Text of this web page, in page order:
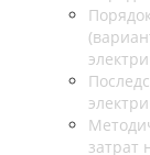
затрат